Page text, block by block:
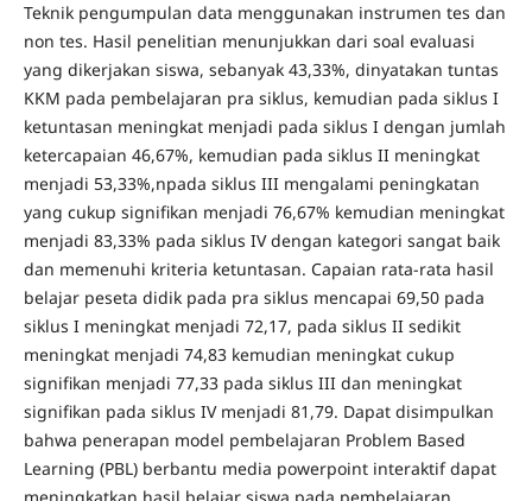
Teknik pengumpulan data menggunakan instrumen tes dan
non tes. Hasil penelitian menunjukkan dari soal evaluasi
yang dikerjakan siswa, sebanyak 43,33%, dinyatakan tuntas
KKM pada pembelajaran pra siklus, kemudian pada siklus I
ketuntasan meningkat menjadi pada siklus I dengan jumlah
ketercapaian 46,67%, kemudian pada siklus II meningkat
menjadi 53,33%,npada siklus III mengalami peningkatan
yang cukup signifikan menjadi 76,67% kemudian meningkat
menjadi 83,33% pada siklus IV dengan kategori sangat baik
dan memenuhi kriteria ketuntasan. Capaian rata-rata hasil
belajar peseta didik pada pra siklus mencapai 69,50 pada
siklus I meningkat menjadi 72,17, pada siklus II sedikit
meningkat menjadi 74,83 kemudian meningkat cukup
signifikan menjadi 77,33 pada siklus III dan meningkat
signifikan pada siklus IV menjadi 81,79. Dapat disimpulkan
bahwa penerapan model pembelajaran Problem Based
Learning (PBL) berbantu media powerpoint interaktif dapat